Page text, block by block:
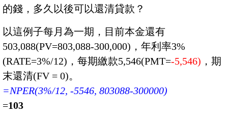
的錢，多久以後可以還清貸款？
以這例子每月為一期，目前本金還有
503,088(PV=803,088-300,000)，年利率3%
(RATE=3%/12)，每期繳款5,546(PMT=-5,546) ，期
末還清(FV = 0)。
=NPER(3%/12, -5546, 803088-300000)
=103